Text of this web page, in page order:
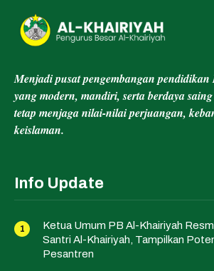
Menjadi pusat pengembangan pendidikan
yang modern, mandiri, serta berdaya
tetap menjaga nilai-nilai perjuangan,
keislaman.
Info Update
Ketua Umum PB Al-Khairiyah
Santri Al-Khairiyah, Tampilkan
Pesantren